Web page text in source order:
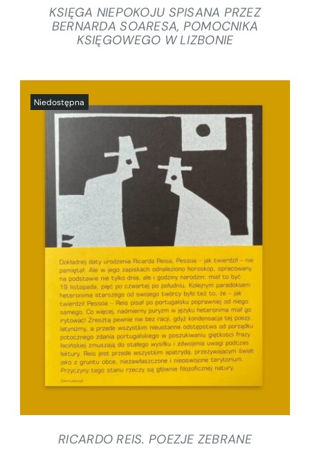
KSIĘGA NIEPOKOJU SPISANA PRZEZ
BERNARDA SOARESA, POMOCNIKA
KSIĘGOWEGO W LIZBONIE
SZCZEGÓŁY
RICARDO REIS. POEZJE ZEBRANE